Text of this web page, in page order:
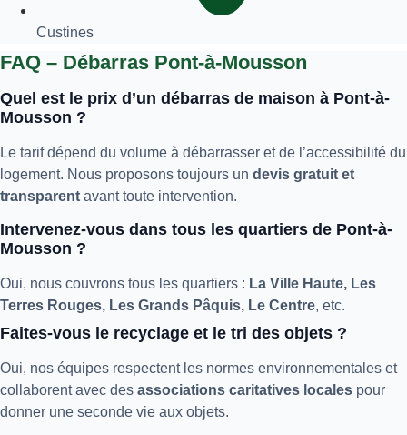
Custines
FAQ – Débarras Pont-à-Mousson
Quel est le prix d’un débarras de maison à Pont-à-
Mousson ?
Le tarif dépend du volume à débarrasser et de l’accessibilité du
logement. Nous proposons toujours un devis gratuit et
transparent avant toute intervention.
Intervenez-vous dans tous les quartiers de Pont-à-
Mousson ?
Oui, nous couvrons tous les quartiers : La Ville Haute, Les
Terres Rouges, Les Grands Pâquis, Le Centre, etc.
Faites-vous le recyclage et le tri des objets ?
Oui, nos équipes respectent les normes environnementales et
collaborent avec des associations caritatives locales pour
donner une seconde vie aux objets.